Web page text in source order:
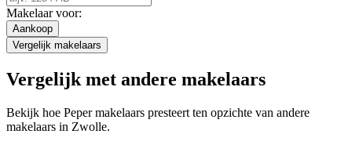
Makelaar voor:
Aankoop
Vergelijk makelaars
Vergelijk met andere makelaars
Bekijk hoe Peper makelaars presteert ten opzichte van andere
makelaars in Zwolle.